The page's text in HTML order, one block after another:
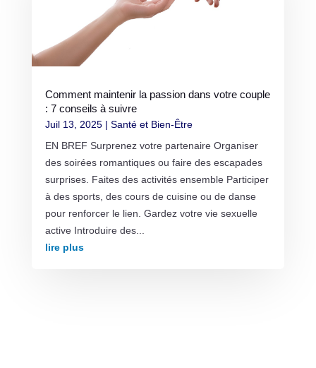
Comment maintenir la passion dans votre couple
: 7 conseils à suivre
Juil 13, 2025| Santé et Bien-Être
EN BREF Surprenez votre partenaire Organiser
des soirées romantiques ou faire des escapades
surprises. Faites des activités ensemble Participer
à des sports, des cours de cuisine ou de danse
pour renforcer le lien. Gardez votre vie sexuelle
active Introduire des...
lire plus